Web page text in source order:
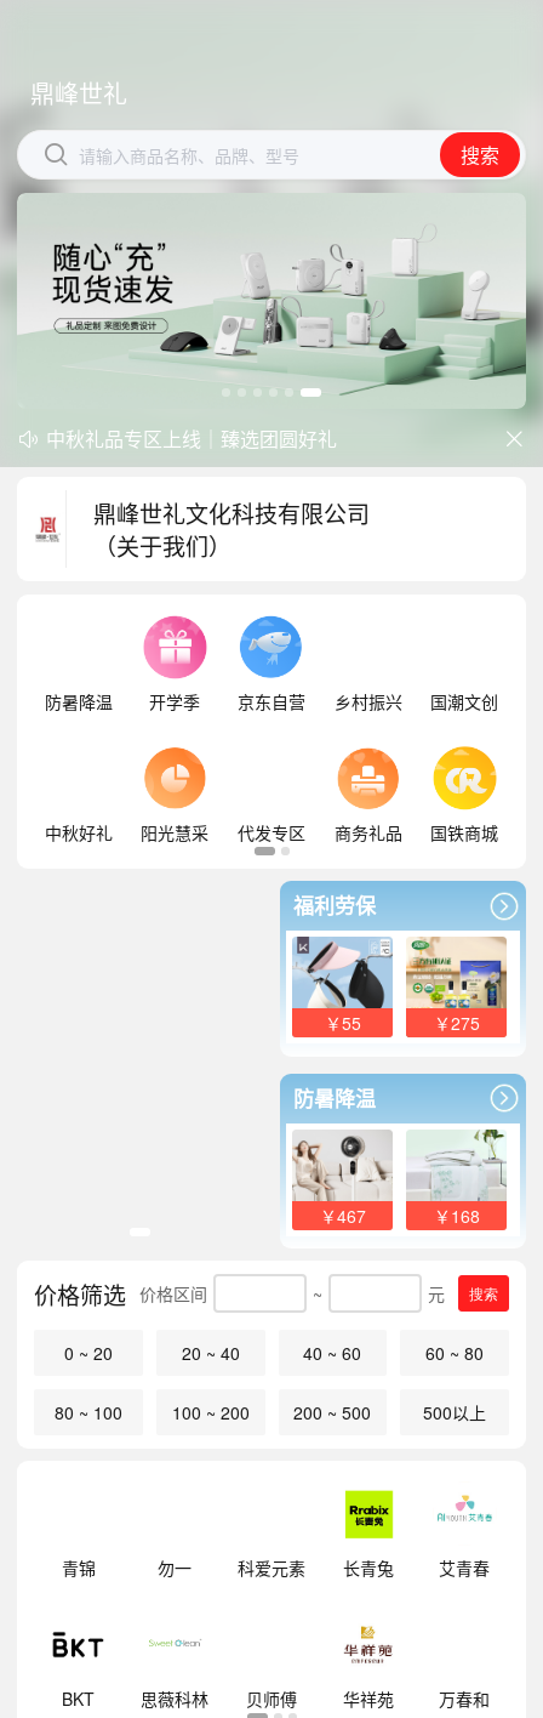
鼎峰世礼
 请输入商品名称、品牌、型号 搜索
鼎峰世礼
 请输入商品名称、品牌、型号 搜索
 防暑降温一站式配齐，企业福利更省心
中秋礼品专区上线｜臻选团圆好礼

鼎峰世礼文化科技有限公司
（关于我们）
防暑降温 开学季 京东自营 乡村振兴 国潮文创
中秋好礼 阳光慧采 代发专区 商务礼品 国铁商城
福利劳保
￥55 ￥275
防暑降温
￥467 ￥168
价格筛选 价格区间 ~ 元 搜索
0 ~ 20 20 ~ 40 40 ~ 60 60 ~ 80
80 ~ 100 100 ~ 200 200 ~ 500 500以上
青锦 勿一 科爱元素 长青兔 艾青春
BKT 思薇科林 贝师傅 华祥苑 万春和